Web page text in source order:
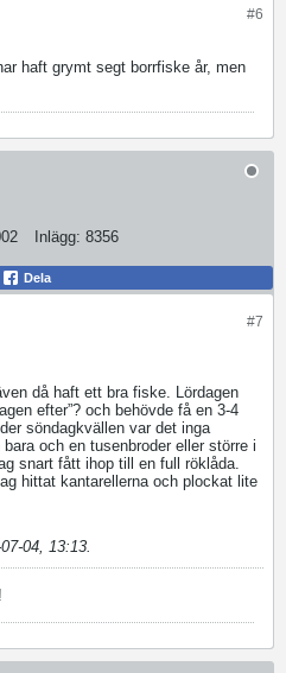
#6
haft grymt segt borrfiske år, men
Inlägg: 8356
Dela
#7
då haft ett bra fiske. Lördagen
efter”? och behövde få en 3-4
söndagkvällen var det inga
och en tusenbroder eller större i
snart fått ihop till en full röklåda.
hittat kantarellerna och plockat lite
04, 13:13.